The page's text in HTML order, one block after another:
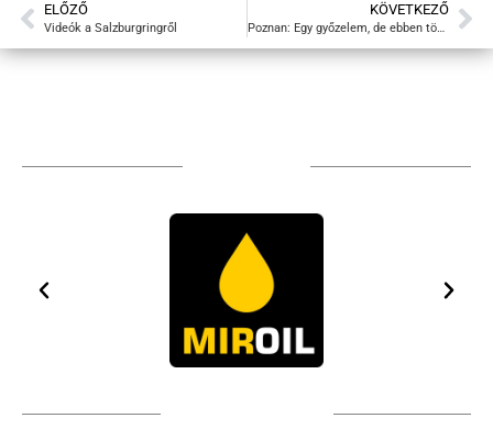
ELŐZŐ
Videók a Salzburgringről
KÖVETKEZŐ
Poznan: Egy győzelem, de ebben több volt